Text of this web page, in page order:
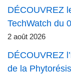
DÉCOUVREZ
TechWatch du
2 août 2026
DÉCOUVREZ
de la